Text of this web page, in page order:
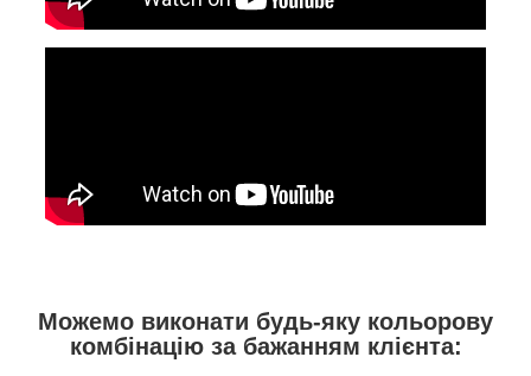
Можемо виконати будь-яку кольорову
комбінацію за бажанням клієнта: